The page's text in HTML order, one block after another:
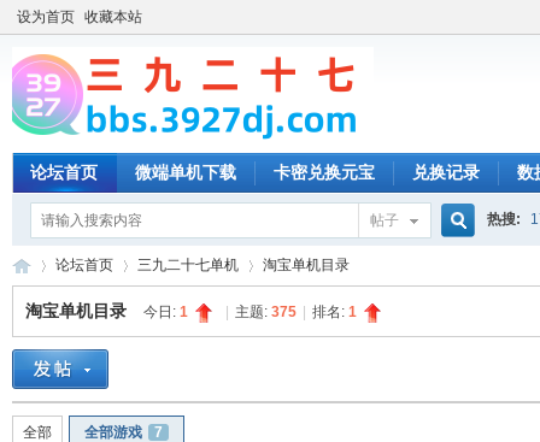
设为首页 收藏本站
论坛首页 微端单机下载 卡密兑换元宝 兑换记录 数
帖子 热搜:
»
论坛首页 三九二十七单机 淘宝单机目录
淘宝单机目录 今日: 1 主题: 375 排名: 1
全部 全部游戏 7